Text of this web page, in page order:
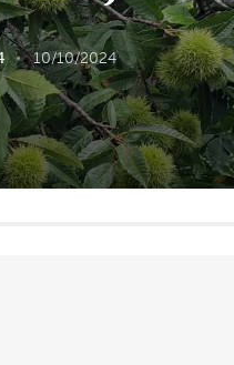
10/10/2024